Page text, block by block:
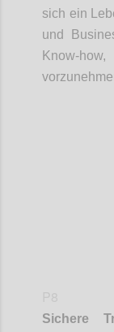
sich ein
und
Know-
Sichere